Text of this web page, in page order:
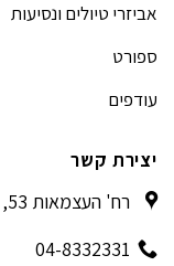
אביזרי טיולים ונסיעות
ספורט
עודפים
יצירת קשר
רח' העצמאות 53, חיפה
04-8332331